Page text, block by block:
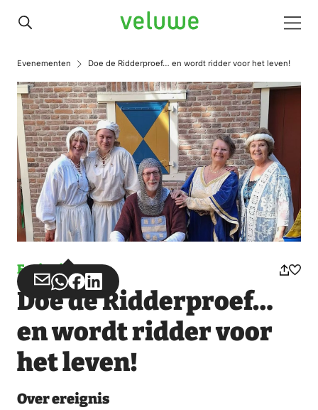
Veluwe
Evenementen Doe de Ridderproef… en wordt ridder voor het leven!
Ereignis
Teilen
über
Teilen
über
Teilen
auf
Facebook
Teilen
auf
LinkedIn
Doe de Ridderproef…
en wordt ridder voor
het leven!
Over ereignis